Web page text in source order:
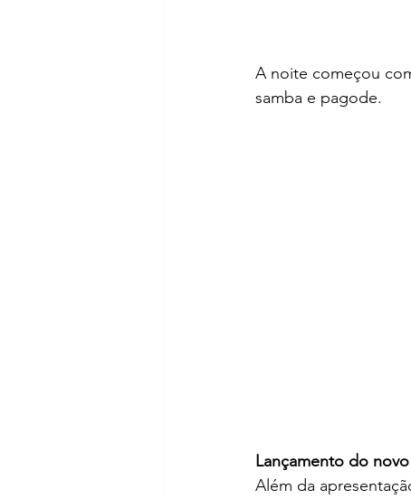
A noite começou
samba e pagode.
Lançamento do
Além da